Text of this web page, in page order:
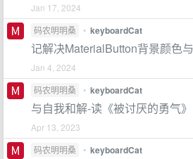
Jan 17, 2024
码农明明桑
• keyboardCat
记解决MaterialButton背景颜色
Jan 4, 2024
码农明明桑
• keyboardCat
与自我和解-读《被讨厌的勇气》
Apr 13, 2023
码农明明桑
• keyboardCat